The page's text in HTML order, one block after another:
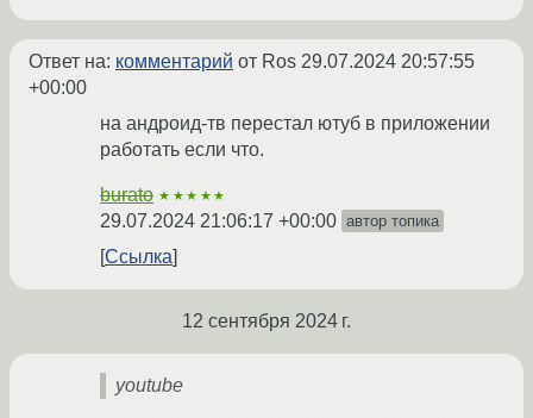
Ответ на: комментарий от Ros 29.07.2024 20:57:55
+00:00
на андроид-тв перестал ютуб в приложении
работать если что.
burato ★★★★★
29.07.2024 21:06:17 +00:00 автор топика
Ссылка
12 сентября 2024 г.
youtube